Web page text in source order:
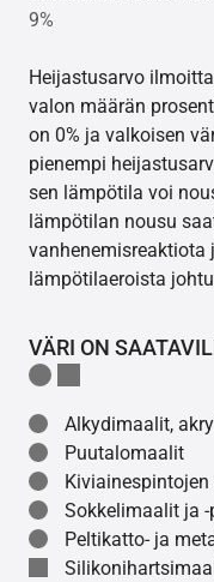
9%
Heijastusarvo
valon määrän
on 0% ja valkoisen
pienempi
sen lämpötila voi
lämpötilan nousu
vanhenemisreaktiota
lämpötilaeroista
VÄRI ON
Alkydimaalit,
Puutalomaalit
Sokkelimaalit ja
Peltikatto- ja